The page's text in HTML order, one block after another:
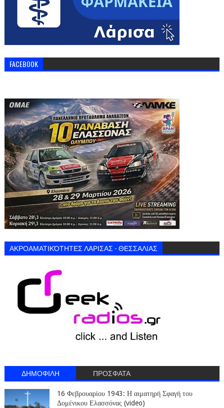
FACEBOOK
ΑΚΡΟΑΜΑΤΙΚΌΤΗΤΕΣ ΛΑΡΙΣΑΣ - ΘΕΣΣΑΛΙΑΣ
ΔΗΜΟΦΙΛΗ ΠΡΟΣΦΑΤΑ
16 Φεβρουαρίου 1943: Η αιματηρή Σφαγή του
Δομένικου Ελασσόνας (video)